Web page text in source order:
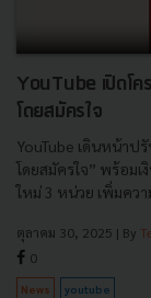
YouTube เปิดโ
โดยสมัครใจ
YouTube เดินหน้าป
โดยสมัครใจ” พร้อม
ใหม่ 3 หน่วย เพิ่มคว
ตุลาคม 30, 2025 | By
0
News youtube